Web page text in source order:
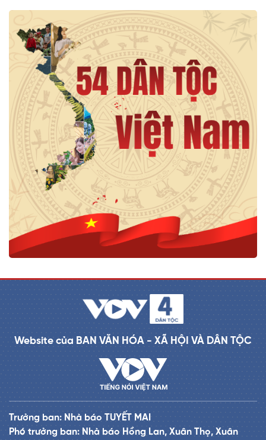
Website của BAN VĂN HÓA - XÃ HỘI VÀ DÂN TỘC
Trưởng ban: Nhà báo TUYẾT MAI
Phó trưởng ban: Nhà báo Hồng Lan, Xuân Thọ, Xuân